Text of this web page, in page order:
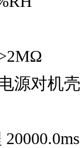
对机壳